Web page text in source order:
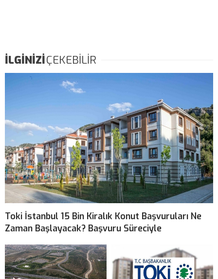
İLGİNİZİÇEKEBİLİR
Toki İstanbul 15 Bin Kiralık Konut Başvuruları Ne
Zaman Başlayacak? Başvuru Süreciyle